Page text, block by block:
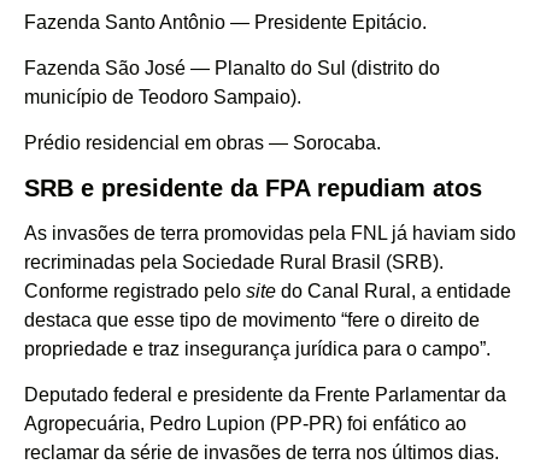
Fazenda Santo Antônio — Presidente Epitácio.
Fazenda São José — Planalto do Sul (distrito do
município de Teodoro Sampaio).
Prédio residencial em obras — Sorocaba.
SRB e presidente da FPA repudiam atos
As invasões de terra promovidas pela FNL já haviam sido
recriminadas pela Sociedade Rural Brasil (SRB).
Conforme registrado pelo site do Canal Rural, a entidade
destaca que esse tipo de movimento “fere o direito de
propriedade e traz insegurança jurídica para o campo”.
Deputado federal e presidente da Frente Parlamentar da
Agropecuária, Pedro Lupion (PP-PR) foi enfático ao
reclamar da série de invasões de terra nos últimos dias.